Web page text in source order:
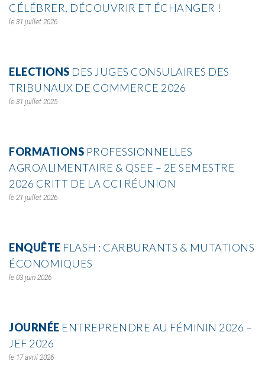
CÉLÉBRER, DÉCOUVRIR ET ÉCHANGER !
31 juillet 2026
ELECTIONS DES JUGES CONSULAIRES DES
TRIBUNAUX DE COMMERCE 2026
31 juillet 2025
FORMATIONS PROFESSIONNELLES
AGROALIMENTAIRE & QSEE – 2E SEMESTRE
2026 CRITT DE LA CCI RÉUNION
21 juillet 2026
ENQUÊTE FLASH : CARBURANTS & MUTATIONS
ÉCONOMIQUES
03 juin 2026
JOURNÉE ENTREPRENDRE AU FÉMININ 2026 –
JEF 2026
17 avril 2026